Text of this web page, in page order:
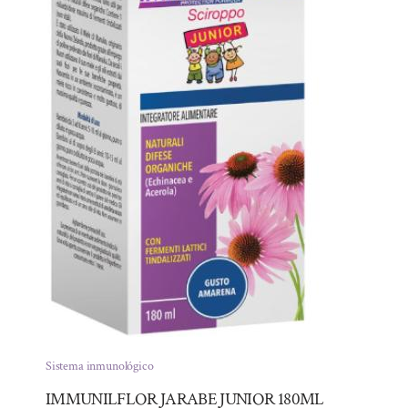
Sistema inmunológico
IMMUNILFLOR JARABE JUNIOR 180ML